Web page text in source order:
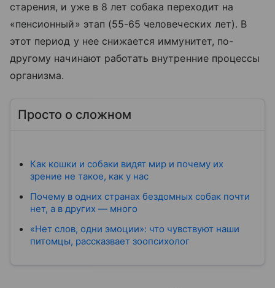
старения, и уже в 8 лет собака переходит на
«пенсионный» этап (55-65 человеческих лет). В
этот период у нее снижается иммунитет, по-
другому начинают работать внутренние процессы
организма.
Просто о сложном
Как кошки и собаки видят мир и почему их
зрение не такое, как у нас
Почему в одних странах бездомных собак почти
нет, а в других — много
«Нет слов, одни эмоции»: что чувствуют наши
питомцы, рассказвает зоопсихолог